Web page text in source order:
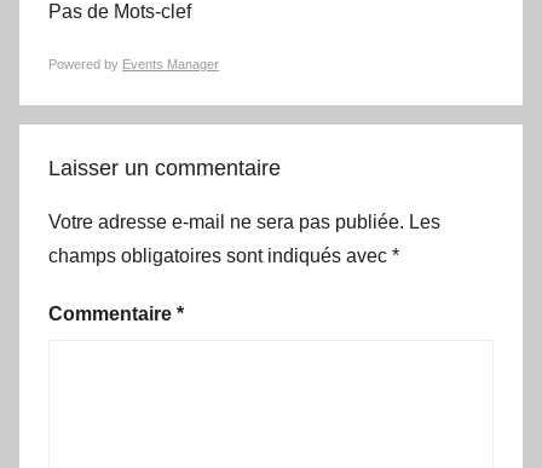
Pas de Mots-clef
Powered by Events Manager
Laisser un commentaire
Votre adresse e-mail ne sera pas publiée. Les
champs obligatoires sont indiqués avec *
Commentaire *